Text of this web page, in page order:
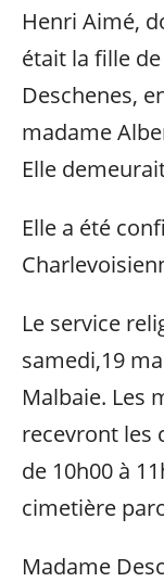
Henri Aimé,
était la fille
Deschenes,
madame
Elle
Elle a été
Le service
samedi,19
Malbaie. Les
recevront les
de 10h00 à
cimetière
Madame